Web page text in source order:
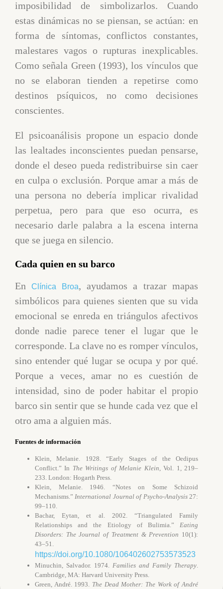
imposibilidad de simbolizarlos. Cuando
estas dinámicas no se piensan, se actúan: en
forma de síntomas, conflictos constantes,
malestares vagos o rupturas inexplicables.
Como señala Green (1993), los vínculos que
no se elaboran tienden a repetirse como
destinos psíquicos, no como decisiones
conscientes.
El psicoanálisis propone un espacio donde
las lealtades inconscientes puedan pensarse,
donde el deseo pueda redistribuirse sin caer
en culpa o exclusión. Porque amar a más de
una persona no debería implicar rivalidad
perpetua, pero para que eso ocurra, es
necesario darle palabra a la escena interna
que se juega en silencio.
Cada quien en su barco
EnClínica Broa, ayudamos a trazar mapas
simbólicos para quienes sienten que su vida
emocional se enreda en triángulos afectivos
donde nadie parece tener el lugar que le
corresponde. La clave no es romper vínculos,
sino entender qué lugar se ocupa y por qué.
Porque a veces, amar no es cuestión de
intensidad, sino de poder habitar el propio
barco sin sentir que se hunde cada vez que el
otro ama a alguien más.
Fuentes de información
Klein, Melanie. 1928. “Early Stages of the Oedipus
Conflict.” In The Writings of Melanie Klein , Vol. 1, 219–
233. London: Hogarth Press.
Klein, Melanie. 1946. “Notes on Some Schizoid
Mechanisms.” International Journal of Psycho-Analysis27:
99–110.
Bachar, Eytan, et al. 2002. “Triangulated Family
Relationships and the Etiology of Bulimia.” Eating
Disorders: The Journal of Treatment & Prevention 10(1):
43–51.
https://doi.org/10.1080/106402602753573523
Minuchin, Salvador. 1974. Families and Family Therapy
Cambridge, MA: Harvard University Press.
Green, André. 1993. The Dead Mother: The Work of André